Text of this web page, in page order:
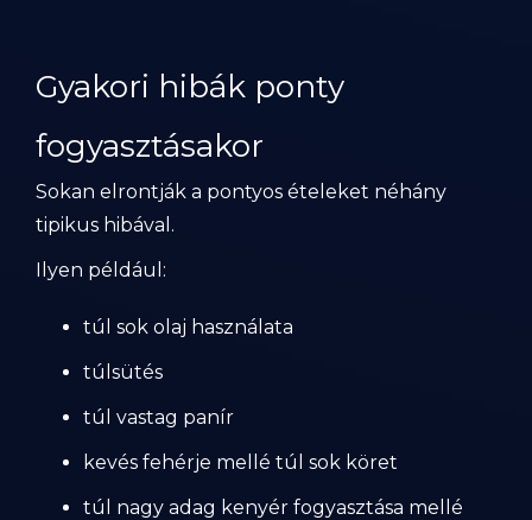
Gyakori hibák ponty
fogyasztásakor
Sokan elrontják a pontyos ételeket néhány
tipikus hibával.
Ilyen például:
túl sok olaj használata
túlsütés
túl vastag panír
kevés fehérje mellé túl sok köret
túl nagy adag kenyér fogyasztása mellé